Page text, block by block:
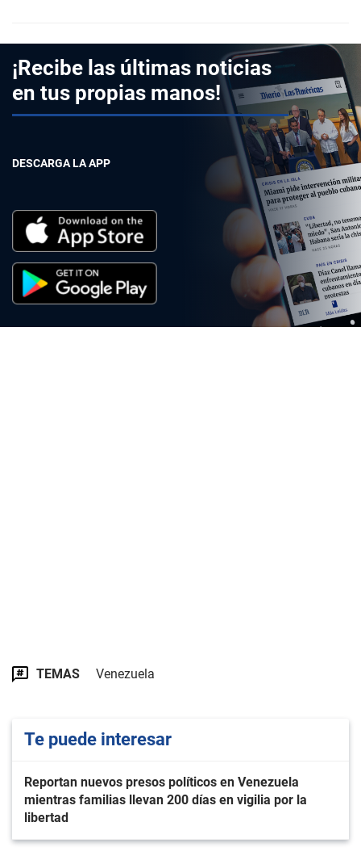
¡Recibe las últimas noticias
en tus propias manos!
DESCARGA LA APP
TEMAS Venezuela
Te puede interesar
Reportan nuevos presos políticos en Venezuela
mientras familias llevan 200 días en vigilia por la
libertad